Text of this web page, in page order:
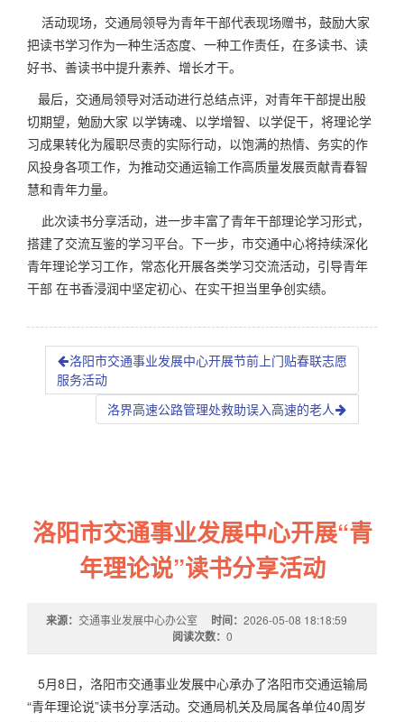
活动现场，交通局领导为青年干部代表现场赠书，鼓励大家
把读书学习作为一种生活态度、一种工作责任，在多读书、读
好书、善读书中提升素养、增长才干。
最后，交通局领导对活动进行总结点评，对青年干部提出殷
切期望，勉励大家 以学铸魂、以学增智、以学促干，将理论学
习成果转化为履职尽责的实际行动，以饱满的热情、务实的作
风投身各项工作，为推动交通运输工作高质量发展贡献青春智
慧和青年力量。
此次读书分享活动，进一步丰富了青年干部理论学习形式，
搭建了交流互鉴的学习平台。下一步，市交通中心将持续深化
青年理论学习工作，常态化开展各类学习交流活动，引导青年
干部 在书香浸润中坚定初心、在实干担当里争创实绩。
洛阳市交通事业发展中心开展节前上门贴春联志愿
服务活动
洛界高速公路管理处救助误入高速的老人
洛阳市交通事业发展中心开展“青
年理论说”读书分享活动
来源： 交通事业发展中心办公室 时间： 2026-05-08 18:18:59
阅读次数： 0
5月8日，洛阳市交通事业发展中心承办了洛阳市交通运输局
“青年理论说”读书分享活动。交通局机关及局属各单位40周岁